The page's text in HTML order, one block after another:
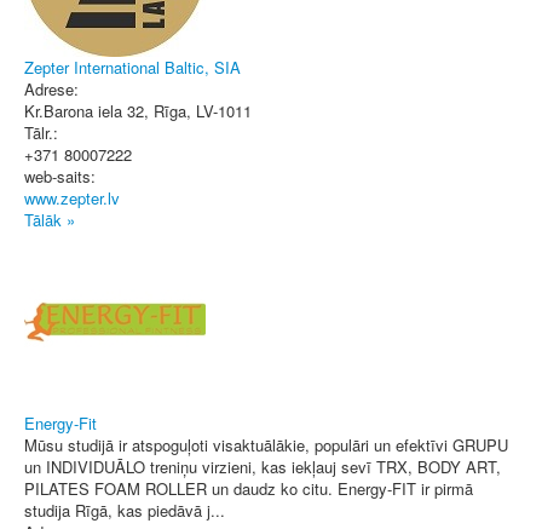
Zepter International Baltic, SIA
Adrese:
Kr.Barona iela 32, Rīga, LV-1011
Tālr.:
+371 80007222
web-saits:
www.zepter.lv
Tālāk »
Energy-Fit
Mūsu studijā ir atspoguļoti visaktuālākie, populāri un efektīvi GRUPU
un INDIVIDUĀLO treniņu virzieni, kas iekļauj sevī TRX, BODY ART,
PILATES FOAM ROLLER un daudz ko citu. Energy-FIT ir pirmā
studija Rīgā, kas piedāvā j...